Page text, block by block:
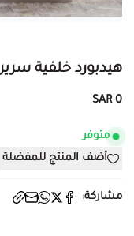
هيدبورد خلفية سرير
0 SAR
متوفر
أضف المنتج للمفضلة
مشاركة: